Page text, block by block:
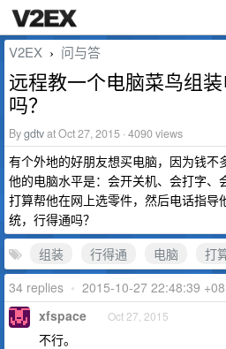
V2EX › 问与答
远程教一个电脑菜鸟组
吗？
Bygdtvat Oct 27, 2015 · 4090 views
有个外地的好朋友想买电脑，因为钱不
他的电脑水平是：会开关机、会打字、
打算帮他在网上选零件，然后电话指导
统，行得通吗？
组装
行得通 电脑
打
34 replies • 2015-10-27 22:48:39
xfspace Oct 27, 2015
不行。